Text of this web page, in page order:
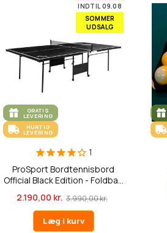
INDTIL 09.08
SOMMER
UDSALG
GRATIS
LEVERING
HURTIG
LEVERING
1
ProSport Bordtennisbord
Official Black Edition - Foldba...
2.190,00 kr. 3.990,00 kr.
Læg i kurv